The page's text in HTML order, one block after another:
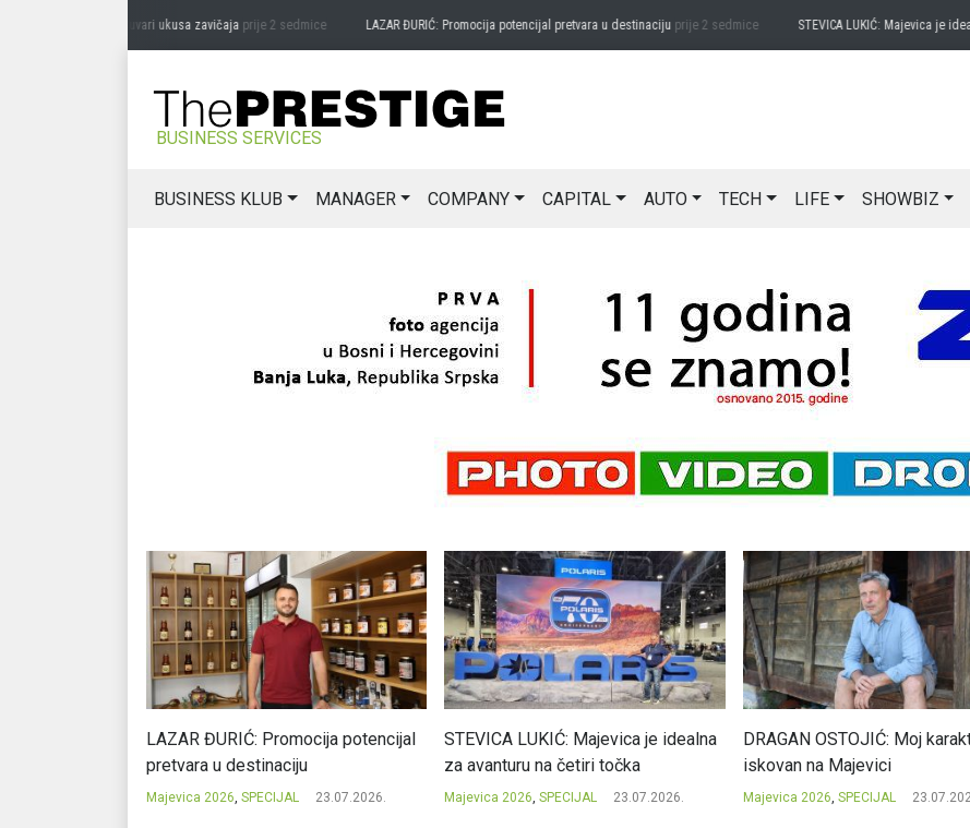
MIĆANOVIĆ: Čuvari ukusa zavičajaprije 2 sedmice LAZAR ĐURIĆ: Promocija potencijal pretvara u destinacijuprije 2 sedmice STEVICA LUKIĆ: Majevica je
BUSINESS SERVICES
BUSINESS KLUB MANAGER COMPANY CAPITAL AUTO TECH LIFE SHOWBIZ
LAZAR ĐURIĆ: Promocija potencijal
pretvara u destinaciju
Majevica 2026, SPECIJAL 23.07.2026.
STEVICA LUKIĆ: Majevica je idealna
za avanturu na četiri točka
Majevica 2026, SPECIJAL 23.07.2026.
DRAGAN OSTOJIĆ: Moj
iskovan na Majevici
Majevica 2026, SPECIJAL